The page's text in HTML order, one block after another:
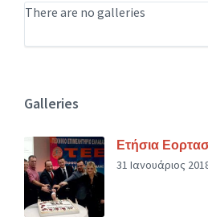
There are no galleries
Galleries
Ετήσια
31 Ιανουάριος